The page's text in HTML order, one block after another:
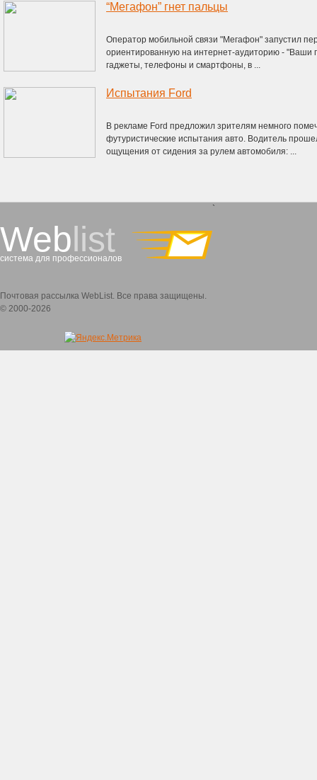
“Мегафон” гнет пальцы
Оператор мобильной связи "Мегафон" запустил
ориентированную на интернет-аудиторию -
гаджеты, телефоны и смартфоны, в ...
Испытания Ford
В рекламе Ford предложил зрителям немного
футуристические испытания авто. Водитель
ощущения от сидения за рулем автомобиля: ...
Weblist
система для профессионалов
`
Почтовая рассылка WebList. Все права защищены.
© 2000-2026